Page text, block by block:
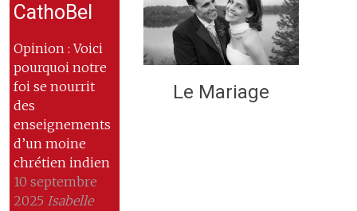
CathoBel
Opinion : Voici
pourquoi notre
foi se nourrit
des
enseignements
d’un moine
chrétien indien
10 septembre
2025 Isabelle
Le Mariage